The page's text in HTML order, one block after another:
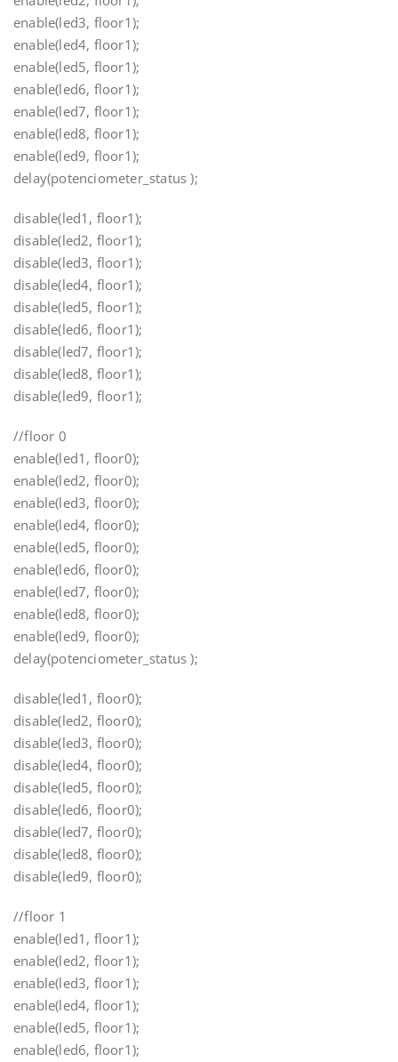
enable(led3, floor1);
enable(led4, floor1);
enable(led5, floor1);
enable(led6, floor1);
enable(led7, floor1);
enable(led8, floor1);
enable(led9, floor1);
delay(potenciometer_status );
disable(led1, floor1);
disable(led2, floor1);
disable(led3, floor1);
disable(led4, floor1);
disable(led5, floor1);
disable(led6, floor1);
disable(led7, floor1);
disable(led8, floor1);
disable(led9, floor1);
//floor 0
enable(led1, floor0);
enable(led2, floor0);
enable(led3, floor0);
enable(led4, floor0);
enable(led5, floor0);
enable(led6, floor0);
enable(led7, floor0);
enable(led8, floor0);
enable(led9, floor0);
delay(potenciometer_status );
disable(led1, floor0);
disable(led2, floor0);
disable(led3, floor0);
disable(led4, floor0);
disable(led5, floor0);
disable(led6, floor0);
disable(led7, floor0);
disable(led8, floor0);
disable(led9, floor0);
//floor 1
enable(led1, floor1);
enable(led2, floor1);
enable(led3, floor1);
enable(led4, floor1);
enable(led5, floor1);
enable(led6, floor1);